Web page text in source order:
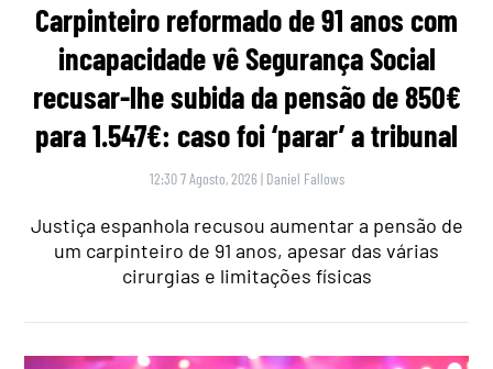
Carpinteiro reformado de 91 anos com
incapacidade vê Segurança Social
recusar-lhe subida da pensão de 850€
para 1.547€: caso foi ‘parar’ a tribunal
12:30 7 Agosto, 2026 | Daniel Fallows
Justiça espanhola recusou aumentar a pensão de
um carpinteiro de 91 anos, apesar das várias
cirurgias e limitações físicas